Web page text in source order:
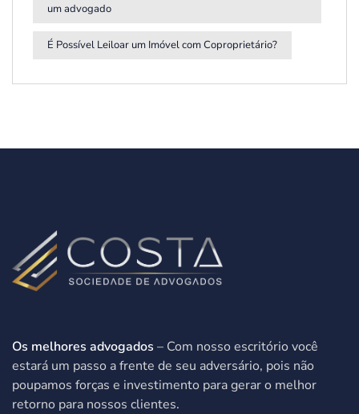
um advogado
É Possível Leiloar um Imóvel com Coproprietário?
Os melhores advogados – Com nosso escritório você
estará um passo a frente de seu adversário, pois não
poupamos forças e investimento para gerar o melhor
retorno para nossos clientes.